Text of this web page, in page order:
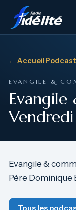
← Accueil·
EVANGILE &
Evangile &
Père Dominique